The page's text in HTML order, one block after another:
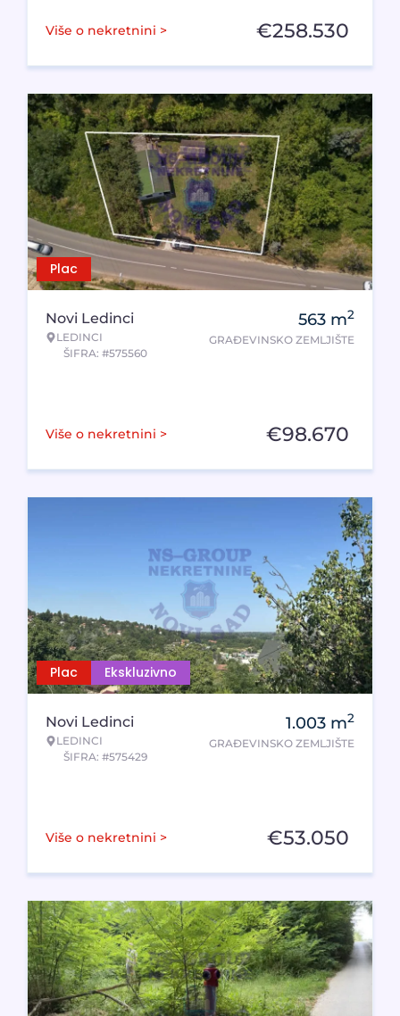
Više o nekretnini > €258.530
Plac
Novi Ledinci
LEDINCI
ŠIFRA: #575560
563 m2
GRAĐEVINSKO ZEMLJIŠTE
Više o nekretnini > €98.670
Plac Ekskluzivno
Novi Ledinci
LEDINCI
ŠIFRA: #575429
1.003 m2
GRAĐEVINSKO ZEMLJIŠTE
Više o nekretnini > €53.050